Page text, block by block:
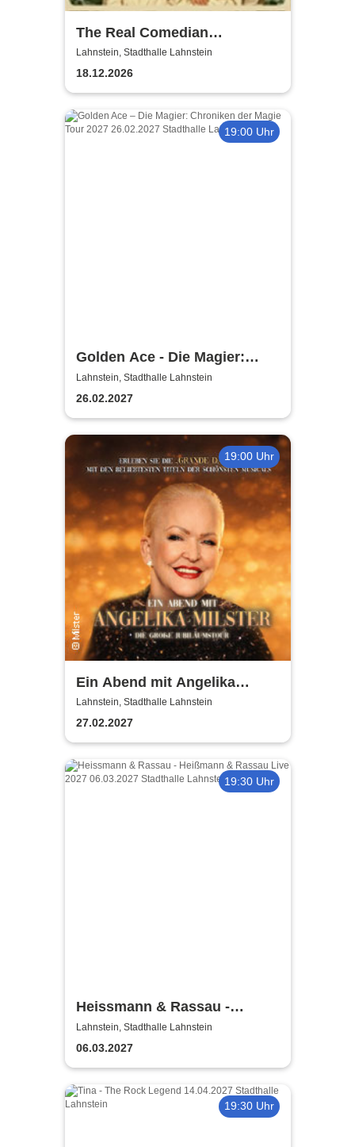
The Real Comedian
Harmonists - Die
Weihnachtsshow - Hell ist die
Nacht
Lahnstein, Stadthalle Lahnstein
18.12.2026
19:00 Uhr
Golden Ace - Die Magier:
Chroniken der Magie Tour
2027
Lahnstein, Stadthalle Lahnstein
26.02.2027
19:00 Uhr
Ein Abend mit Angelika
Milster - Jubiläumstournee
2027
Lahnstein, Stadthalle Lahnstein
27.02.2027
19:30 Uhr
Heissmann & Rassau -
Heißmann & Rassau Live
2027
Lahnstein, Stadthalle Lahnstein
06.03.2027
19:30 Uhr